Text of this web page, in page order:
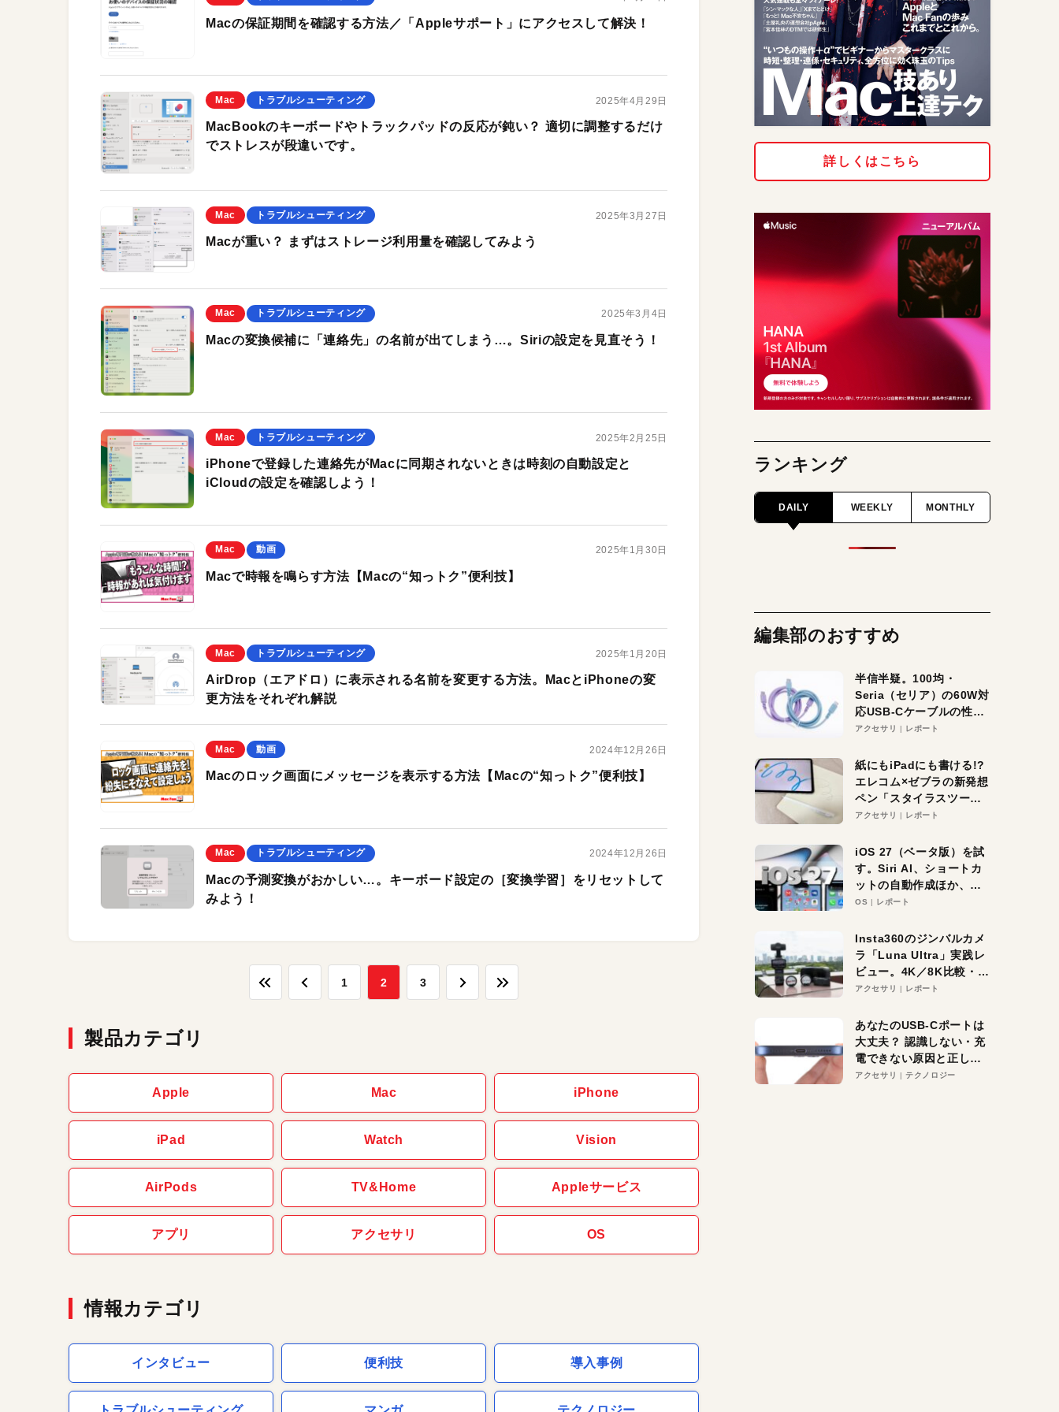
Macの保証期間を確認する方法／「Appleサポート」にアクセスして解決！
Mac トラブルシューティング 2025年4月29日
MacBookのキーボードやトラックパッドの反応が鈍い？ 適切に調整するだけ
でストレスが段違いです。
Mac トラブルシューティング 2025年3月27日
Macが重い？ まずはストレージ利用量を確認してみよう
Mac トラブルシューティング 2025年3月4日
Macの変換候補に「連絡先」の名前が出てしまう…。Siriの設定を見直そう！
Mac トラブルシューティング 2025年2月25日
iPhoneで登録した連絡先がMacに同期されないときは時刻の自動設定と
iCloudの設定を確認しよう！
Mac 動画 2025年1月30日
Macで時報を鳴らす方法【Macの“知っトク”便利技】
Mac トラブルシューティング 2025年1月20日
AirDrop（エアドロ）に表示される名前を変更する方法。MacとiPhoneの変
更方法をそれぞれ解説
Mac 動画 2024年12月26日
Macのロック画面にメッセージを表示する方法【Macの“知っトク”便利技】
Mac トラブルシューティング 2024年12月26日
Macの予測変換がおかしい…。キーボード設定の［変換学習］をリセットして
みよう！
1 2 3
製品カテゴリ
Apple Mac iPhone
iPad Watch Vision
AirPods TV&Home Appleサービス
アプリ アクセサリ OS
情報カテゴリ
インタビュー 便利技 導入事例
詳しくはこちら
ランキング
DAILY WEEKLY MONTHLY
編集部のおすすめ
半信半疑。100均・
Seria（セリア）の60W対
応USB-Cケーブルの性能
を検証。超コスパの1本を
アクセサリ レポート
紙にもiPadにも書ける!?
エレコム×ゼブラの新発想
ペン「スタイラスツーウ
ェイ」レビュー。持ち替
アクセサリ レポート
iOS 27（ベータ版）を試
す。Siri AI、ショートカ
ットの自動作成ほか、期
待大の便利機能5選。
る未来はすぐそこ！
OS レポート
Insta360のジンバルカメ
ラ「Luna Ultra」実践レ
ビュー。4K／8K比較・ズ
ーム・夜間撮影をチェッ
アクセサリ レポート
あなたのUSB-Cポートは
大丈夫？ 認識しない・充
電できない原因と正しい
対策
アクセサリ テクノロジー